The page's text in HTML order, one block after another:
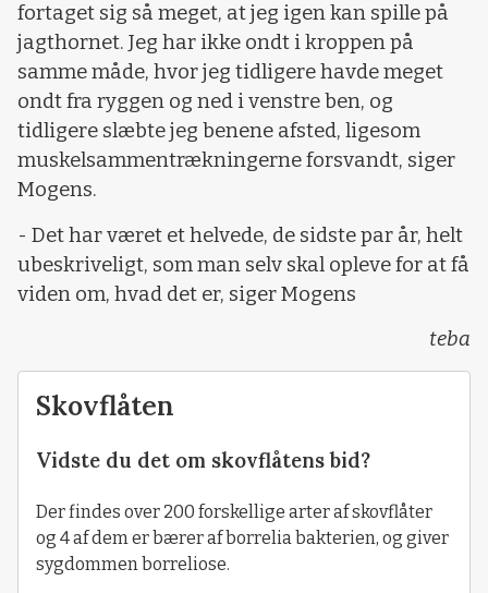
fortaget sig så meget, at jeg igen kan spille på
jagthornet. Jeg har ikke ondt i kroppen på
samme måde, hvor jeg tidligere havde meget
ondt fra ryggen og ned i venstre ben, og
tidligere slæbte jeg benene afsted, ligesom
muskelsammentrækningerne forsvandt, siger
Mogens.
- Det har været et helvede, de sidste par år, helt
ubeskriveligt, som man selv skal opleve for at få
viden om, hvad det er, siger Mogens
teba
Skovflåten
Vidste du det om skovflåtens bid?
Der findes over 200 forskellige arter af skovflåter
og 4 af dem er bærer af borrelia bakterien, og giver
sygdommen borreliose.